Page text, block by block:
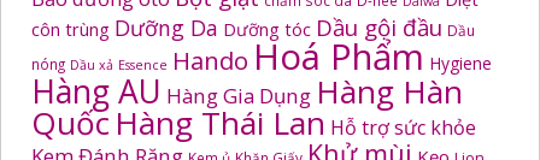
côn trùng Dưỡng Da Dưỡng tóc Dầu gội đầu Dầu
nóng Dầu xả Essence Hando Hoá Phẩm Hygiene
Hàng AU Hàng Gia Dụng Hàng Hàn
Quốc Hàng Thái Lan Hỗ trợ sức khỏe